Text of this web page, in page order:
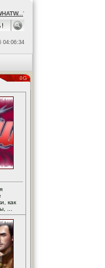
'
04:06:34
как
...